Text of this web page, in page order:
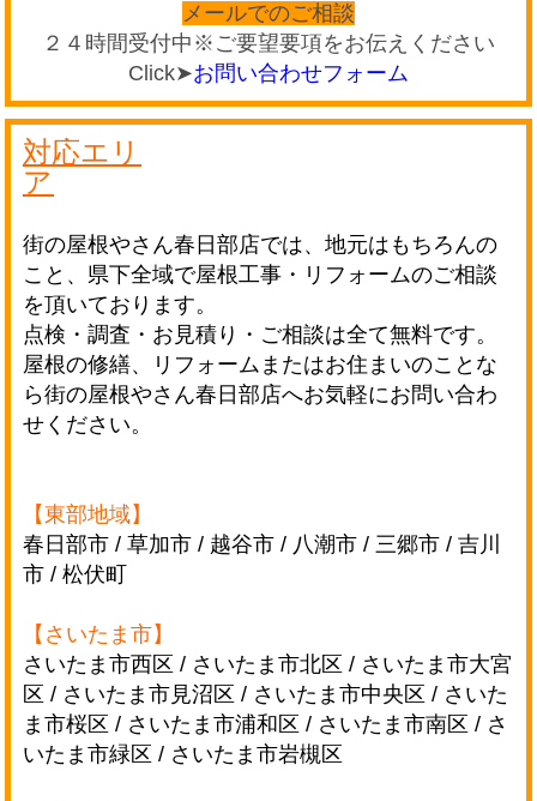
メールでのご相談
２４時間受付中※ご要望要項をお伝えください
Click➤お問い合わせフォーム
対応エリ
ア
街の屋根やさん春日部店では、地元はもちろんの
こと、県下全域で屋根工事・リフォームのご相談
を頂いております。
点検・調査・お見積り・ご相談は全て無料です。
屋根の修繕、リフォームまたはお住まいのことな
ら街の屋根やさん春日部店へお気軽にお問い合わ
せください。
【東部地域】
春日部市 / 草加市 / 越谷市 / 八潮市 / 三郷市 / 吉川
市 / 松伏町
【さいたま市】
さいたま市西区 / さいたま市北区 / さいたま市大宮
区 / さいたま市見沼区 / さいたま市中央区 / さいた
ま市桜区 / さいたま市浦和区 / さいたま市南区 / さ
いたま市緑区 / さいたま市岩槻区